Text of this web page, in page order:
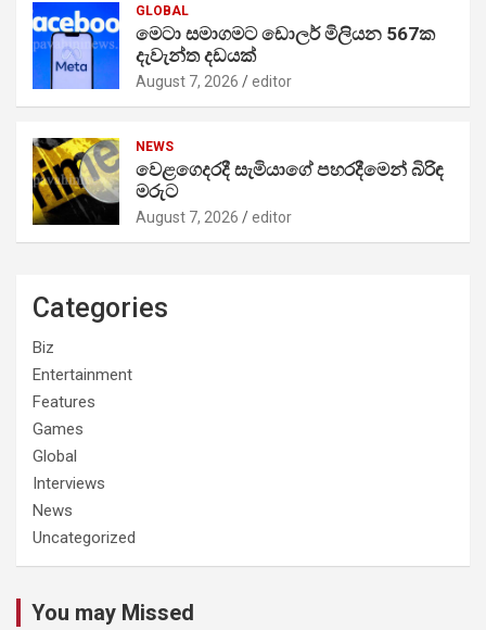
GLOBAL
මෙටා සමාගමට ඩොලර් මිලියන 567ක
දැවැන්ත දඩයක්
August 7, 2026 editor
NEWS
වෙළගෙදරදී සැමියාගේ පහරදීමෙන් බිරිඳ
මරුට
August 7, 2026 editor
Categories
Biz
Entertainment
Features
Games
Global
Interviews
News
Uncategorized
You may Missed